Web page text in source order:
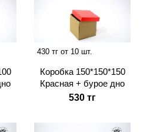
430 тг от 10 шт.
Коробка 150*150*150
Красная + бурое дно
530 тг